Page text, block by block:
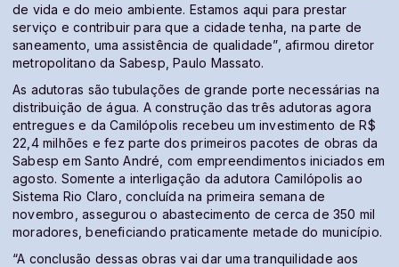
de vida e do meio ambiente. Estamos aqui para prestar
serviço e contribuir para que a cidade tenha, na parte de
saneamento, uma assistência de qualidade”, afirmou diretor
metropolitano da Sabesp, Paulo Massato.
As adutoras são tubulações de grande porte necessárias na
distribuição de água. A construção das três adutoras agora
entregues e da Camilópolis recebeu um investimento de R$
22,4 milhões e fez parte dos primeiros pacotes de obras da
Sabesp em Santo André, com empreendimentos iniciados em
agosto. Somente a interligação da adutora Camilópolis ao
Sistema Rio Claro, concluída na primeira semana de
novembro, assegurou o abastecimento de cerca de 350 mil
moradores, beneficiando praticamente metade do município.
“A conclusão dessas obras vai dar uma tranquilidade aos